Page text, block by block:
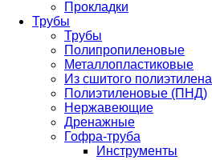
Прокладки
Трубы
Трубы
Полипропиленовые
Металлопластиковые
Из сшитого полиэтилена
Полиэтиленовые (ПНД)
Нержавеющие
Дренажные
Гофра-труба
Инструменты